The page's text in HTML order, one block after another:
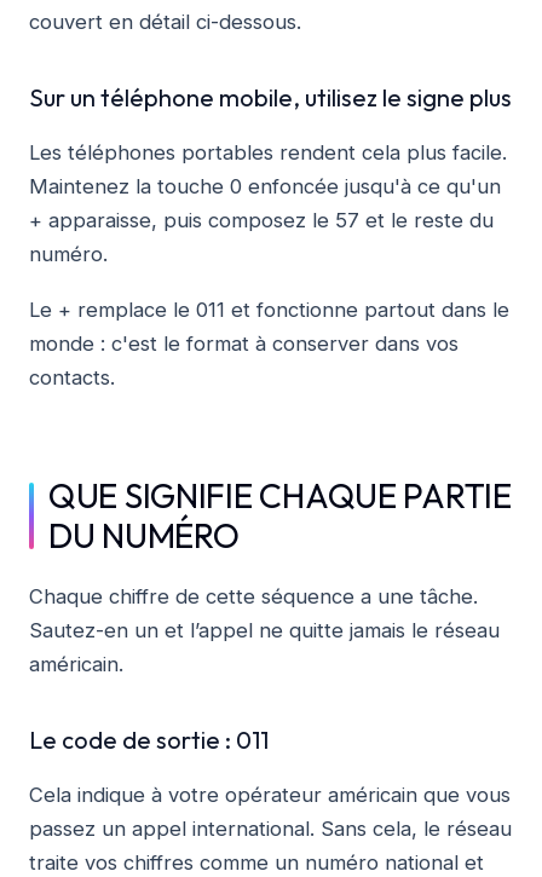
couvert en détail ci-dessous.
Sur un téléphone mobile, utilisez le signe plus
Les téléphones portables rendent cela plus facile.
Maintenez la touche 0 enfoncée jusqu'à ce qu'un
+ apparaisse, puis composez le 57 et le reste du
numéro.
Le + remplace le 011 et fonctionne partout dans le
monde : c'est le format à conserver dans vos
contacts.
QUE SIGNIFIE CHAQUE PARTIE
DU NUMÉRO
Chaque chiffre de cette séquence a une tâche.
Sautez-en un et l’appel ne quitte jamais le réseau
américain.
Le code de sortie : 011
Cela indique à votre opérateur américain que vous
passez un appel international. Sans cela, le réseau
traite vos chiffres comme un numéro national et